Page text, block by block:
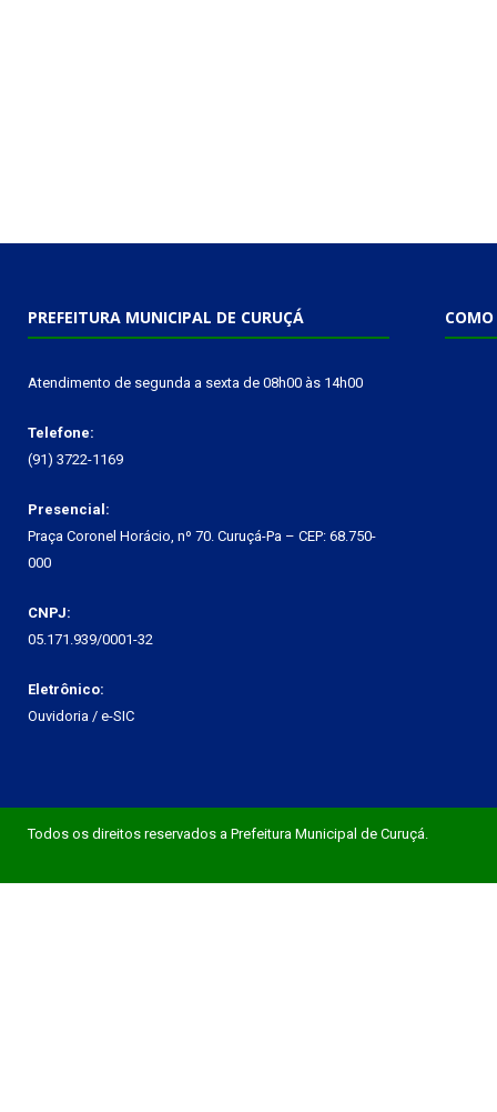
PREFEITURA MUNICIPAL DE CURUÇÁ
Atendimento de segunda a sexta de 08h00 às 14h00
Telefone:
(91) 3722-1169
Presencial:
Praça Coronel Horácio, nº 70. Curuçá-Pa – CEP: 68.750-
000
CNPJ:
05.171.939/0001-32
Eletrônico:
Ouvidoria / e-SIC
COMO
Todos os direitos reservados a Prefeitura Municipal de Curuçá.